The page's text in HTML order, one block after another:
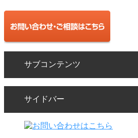
サブコンテンツ
サイドバー